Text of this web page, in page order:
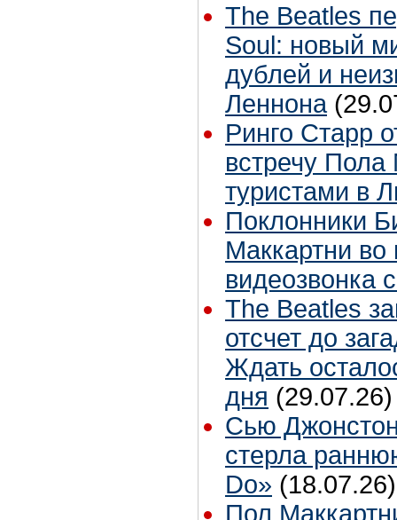
The Beatles
Soul: новый
дублей и
Леннона
Ринго Старр
встречу Пола
туристами в
Поклонники
Маккартни во
видеозвонка
The Beatles
отсчет до
Ждать
дня (29.07.26)
Сью
стерла
Do» (18.07.26)
Пол